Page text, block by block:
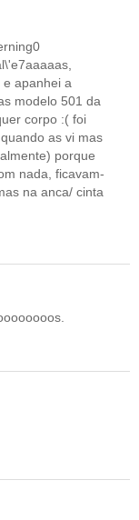
apanhei a
modelo 501 da
corpo :( foi
as vi mas
porque
nada, ficavam-
na anca/ cinta